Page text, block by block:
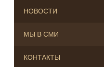
НОВОСТИ
МЫ В СМИ
КОНТАКТЫ